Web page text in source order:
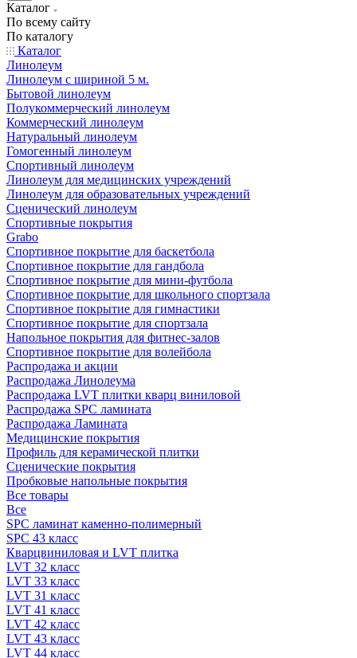
Каталог
По всему сайту
По каталогу
Каталог
Линолеум
Линолеум с шириной 5 м.
Бытовой линолеум
Полукоммерческий линолеум
Коммерческий линолеум
Натуральный линолеум
Гомогенный линолеум
Спортивный линолеум
Линолеум для медицинских учреждений
Линолеум для образовательных учреждений
Сценический линолеум
Спортивные покрытия
Grabo
Спортивное покрытие для баскетбола
Спортивное покрытие для гандбола
Спортивное покрытие для мини-футбола
Спортивное покрытие для школьного спортзала
Спортивное покрытие для гимнастики
Спортивное покрытие для спортзала
Напольное покрытия для фитнес-залов
Спортивное покрытие для волейбола
Распродажа и акции
Распродажа Линолеума
Распродажа LVT плитки кварц виниловой
Распродажа SPC ламината
Распродажа Ламината
Медицинские покрытия
Профиль для керамической плитки
Сценические покрытия
Пробковые напольные покрытия
Все товары
Все
SPC ламинат каменно-полимерный
SPC 43 класс
Кварцвиниловая и LVT плитка
LVT 32 класс
LVT 33 класс
LVT 31 класс
LVT 41 класс
LVT 42 класс
LVT 43 класс
LVT 44 класс